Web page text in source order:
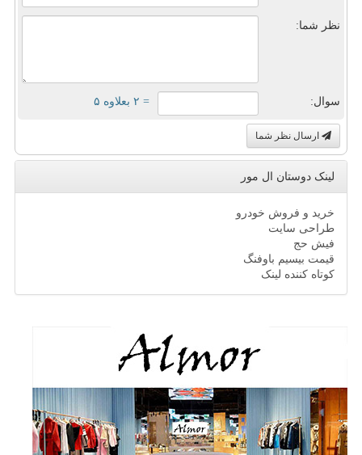
نظر شما:
سوال: = ۲ بعلاوه ۵
ارسال نظر شما
لینک دوستان ال مور
خرید و فروش خودرو
طراحی سایت
فیش حج
قیمت بیسیم باوفنگ
کوتاه کننده لینک